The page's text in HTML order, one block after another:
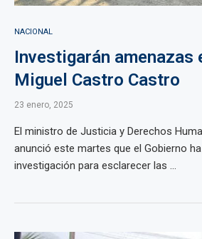
NACIONAL
Investigarán amenazas
Miguel Castro Castro
23 enero, 2025
El ministro de Justicia y Derechos
anunció este martes que el Gobierno
investigación para esclarecer las ...